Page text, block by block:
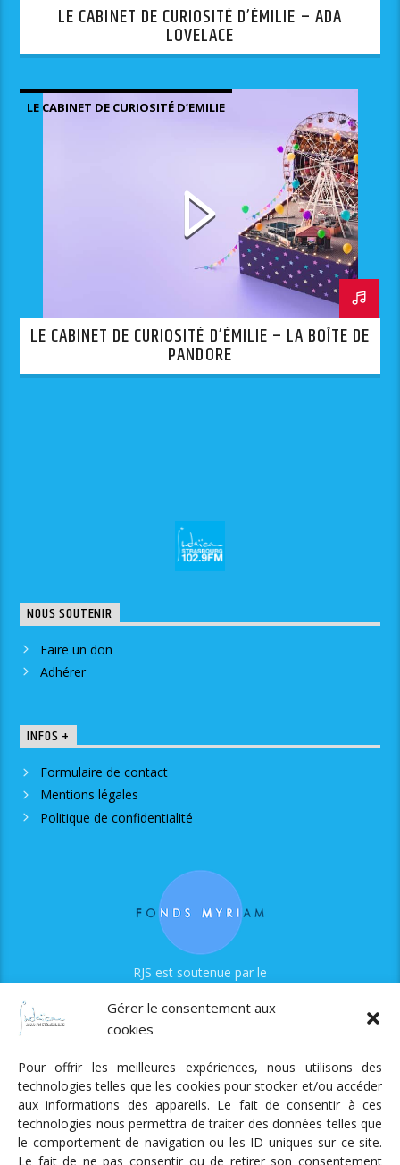
Gérer le consentement aux
cookies
Pour offrir les meilleures expériences, nous utilisons des
technologies telles que les cookies pour stocker et/ou accéder
aux informations des appareils. Le fait de consentir à ces
technologies nous permettra de traiter des données telles que
le comportement de navigation ou les ID uniques sur ce site.
Le fait de ne pas consentir ou de retirer son consentement
LE CABINET DE CURIOSITÉ D’ÉMILIE – ADA
LOVELACE
LE CABINET DE CURIOSITÉ D’EMILIE
LE CABINET DE CURIOSITÉ D’ÉMILIE – LA BOÎTE DE
PANDORE
NOUS SOUTENIR
Faire un don
Adhérer
INFOS +
Formulaire de contact
Mentions légales
Politique de confidentialité
RJS est soutenue par le
Radio Judaica Strasbourg